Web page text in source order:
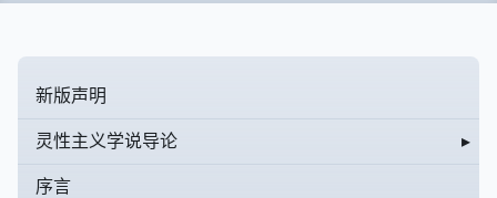
新版声明
灵性主义学说导论 ▸
序言